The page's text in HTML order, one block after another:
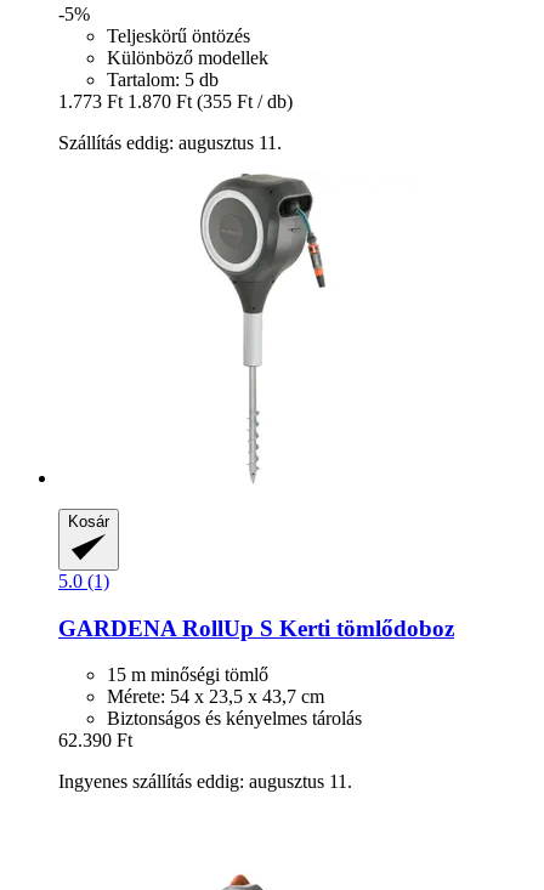
-5%
Teljeskörű öntözés
Különböző modellek
Tartalom: 5 db
1.773 Ft 1.870 Ft (355 Ft / db)
Szállítás eddig: augusztus 11.
Kosár
5.0 (1)
GARDENA RollUp S Kerti tömlődoboz
15 m minőségi tömlő
Mérete: 54 x 23,5 x 43,7 cm
Biztonságos és kényelmes tárolás
62.390 Ft
Ingyenes szállítás eddig: augusztus 11.